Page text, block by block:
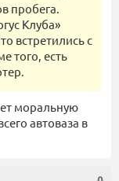
пробега.
Клуба»
встретились с
того, есть
моральную
автоваза в